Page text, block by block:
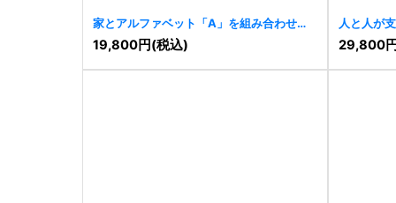
家とアルファベット「A」を組み合わせた
不動産ロゴ[11434
19,800円(税込)
人と人が
ゴ[ 11408]
29,800